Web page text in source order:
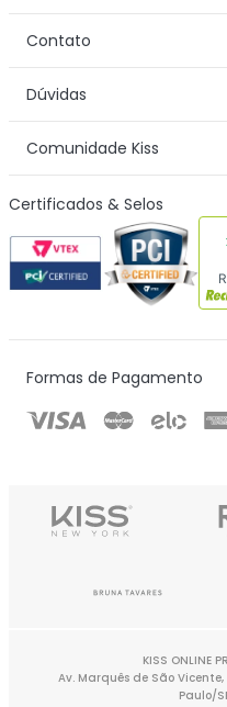
Contato
Dúvidas
Comunidade Kiss
Certificados & Selos
Formas de Pagamento
KISS ONLINE
Av. Marquês de São
Paulo/